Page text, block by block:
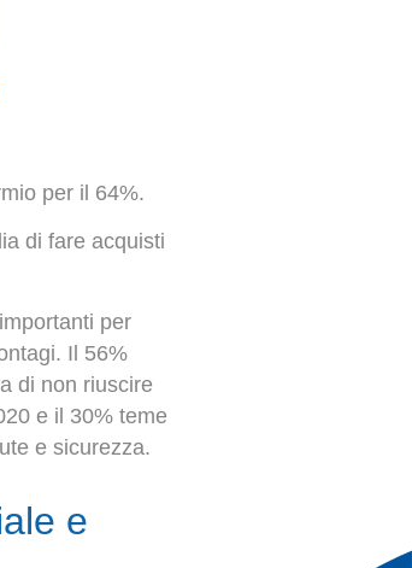
per il 64%.
di fare acquisti
per
Il 56%
di non riuscire
e il 30% teme
e sicurezza.
e